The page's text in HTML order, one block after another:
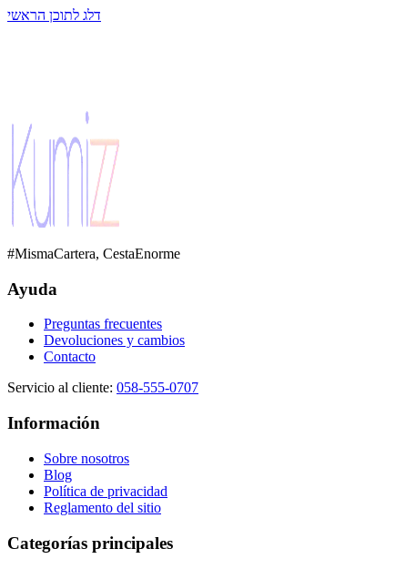
דלג לתוכן הראשי
#MismaCartera, CestaEnorme
Ayuda
Preguntas frecuentes
Devoluciones y cambios
Contacto
Servicio al cliente: 058-555-0707
Información
Sobre nosotros
Blog
Política de privacidad
Reglamento del sitio
Categorías principales